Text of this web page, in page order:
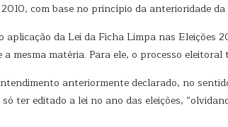
com base no princípio da anterioridade
da Lei da Ficha Limpa nas Eleições
mesma matéria. Para ele, o processo
anteriormente declarado, no
ter editado a lei no ano das eleições,